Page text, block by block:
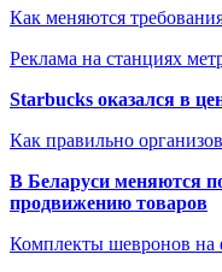
Как меняются
Реклама на станциях
Starbucks оказался в
Как правильно
В Беларуси меняются
продвижению товаров
Комплекты шевронов